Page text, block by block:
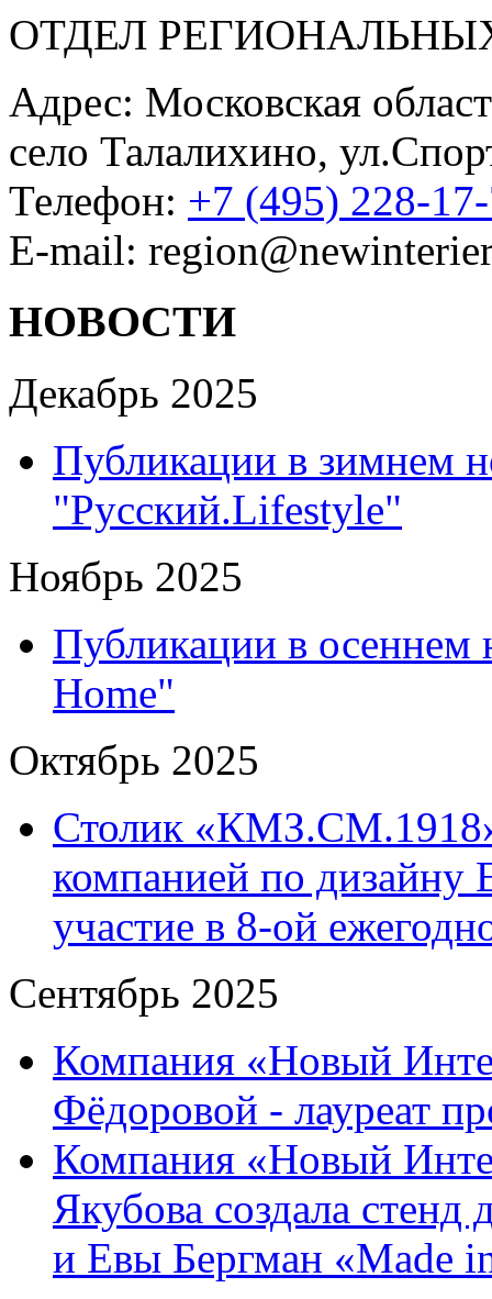
ОТДЕЛ
Адрес: Московская
село Талалихино,
Телефон: +7 (495) 228-
E-mail:
НОВОСТИ
Декабрь 2025
Публикации в зимнем
"Русский.Lifestyle"
Ноябрь 2025
Публикации в
Home"
Октябрь 2025
Столик
компанией по
участие в 8-ой
Сентябрь 2025
Компания «Новый
Фёдоровой - лауреат
Компания «Новый
Якубова создала
и Евы Бергман «Made